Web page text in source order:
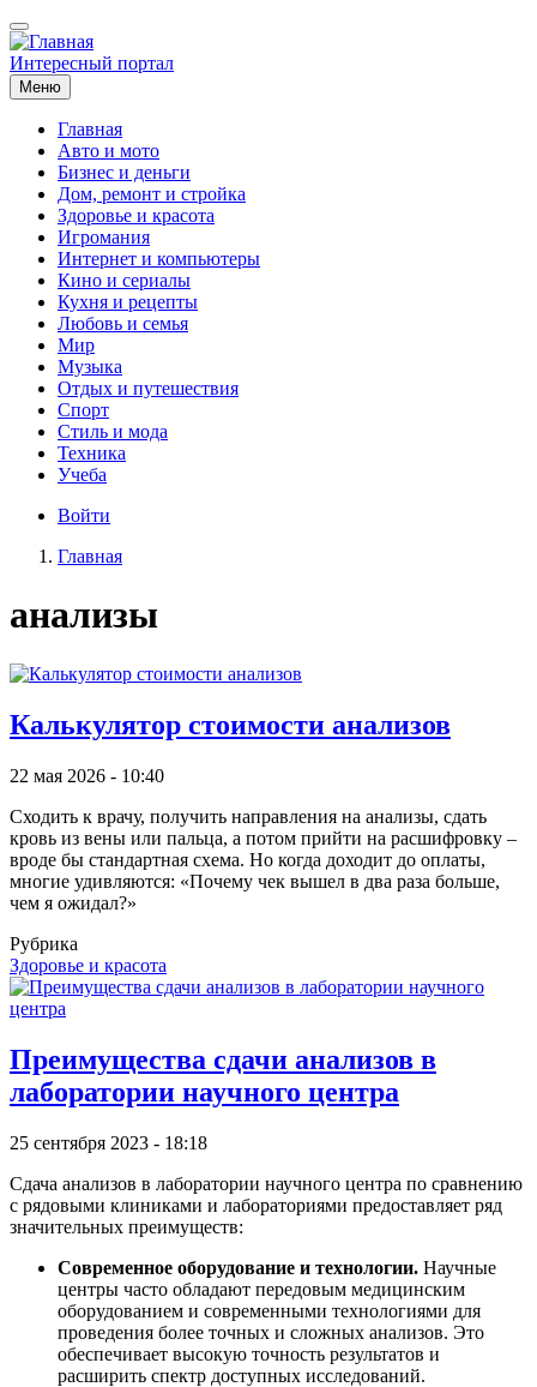
Перейти
к
основному
содержанию
Интересный портал
Меню
Основная
навигация
Главная
Авто и мото
Бизнес и деньги
Дом, ремонт и стройка
Здоровье и красота
Игромания
Интернет и компьютеры
Кино и сериалы
Кухня и рецепты
Любовь и семья
Мир
Музыка
Отдых и путешествия
Спорт
Стиль и мода
Техника
Учеба
Меню
записи
Войти
навигации
Главная
анализы
Калькулятор стоимости анализов
22 мая 2026 - 10:40
Сходить к врачу, получить направления на анализы, сдать
кровь из вены или пальца, а потом прийти на расшифровку –
вроде бы стандартная схема. Но когда доходит до оплаты,
многие удивляются: «Почему чек вышел в два раза больше,
чем я ожидал?»
Рубрика
Здоровье и красота
Преимущества сдачи анализов в
лаборатории научного центра
25 сентября 2023 - 18:18
Сдача анализов в лаборатории научного центра по сравнению
с рядовыми клиниками и лабораториями предоставляет ряд
значительных преимуществ:
Современное оборудование и технологии. Научные
центры часто обладают передовым медицинским
оборудованием и современными технологиями для
проведения более точных и сложных анализов. Это
обеспечивает высокую точность результатов и
расширить спектр доступных исследований.